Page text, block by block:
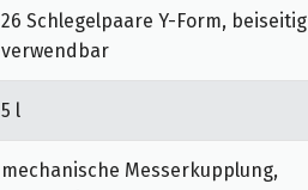
26 Schlegelpaare Y-Form, beiseitig
verwendbar
5 l
mechanische Messerkupplung,